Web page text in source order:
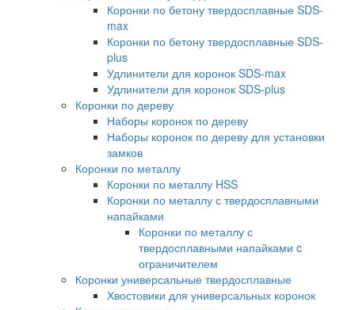
Коронки по бетону твердосплавные SDS-
max
Коронки по бетону твердосплавные SDS-
plus
Удлинители для коронок SDS-max
Удлинители для коронок SDS-plus
Коронки по дереву
Наборы коронок по дереву
Наборы коронок по дереву для установки
замков
Коронки по металлу
Коронки по металлу HSS
Коронки по металлу с твердосплавными
напайками
Коронки по металлу с
твердосплавными напайками c
ограничителем
Коронки универсальные твердосплавные
Хвостовики для универсальных коронок